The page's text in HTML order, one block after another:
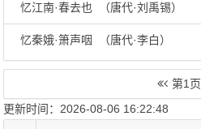
忆江南·春去也 （唐代·刘禹锡）
忆秦娥·箫声咽 （唐代·李白）
第1 页
更新时间：2026-08-06 16:22:48